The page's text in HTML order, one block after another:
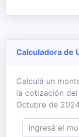
Calculadora de
Calculá un
la cotización
Octubre de